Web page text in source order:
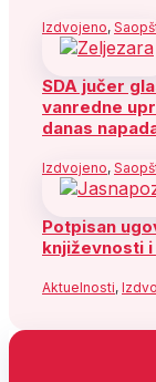
Izdvojeno,
SDA jučer
vanredne
danas
Izdvojeno,
Potpisan
književnosti
Aktuelnosti,